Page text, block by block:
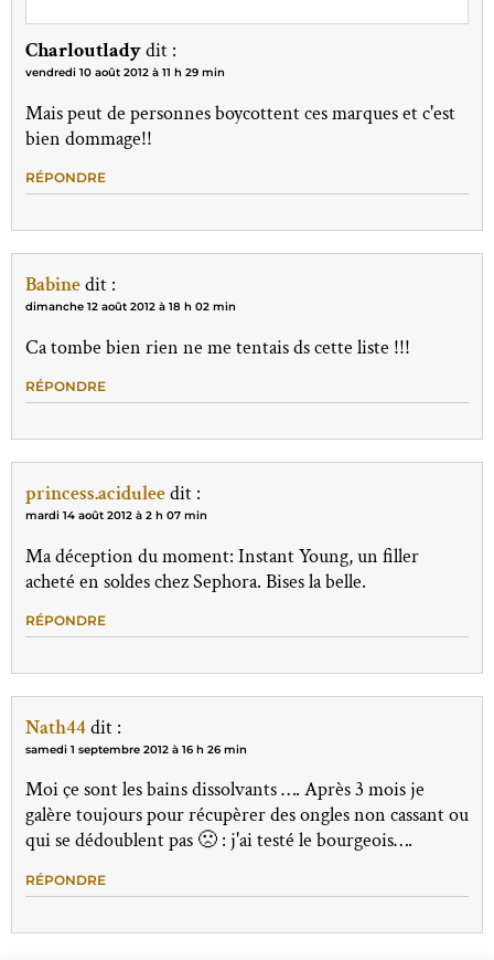
Charloutladydit :
vendredi 10 août 2012 à 11 h 29 min
Mais peut de personnes boycottent ces marques et c'est
bien dommage!!
RÉPONDRE
Babinedit :
dimanche 12 août 2012 à 18 h 02 min
Ca tombe bien rien ne me tentais ds cette liste !!!
RÉPONDRE
princess.aciduleedit :
mardi 14 août 2012 à 2 h 07 min
Ma déception du moment: Instant Young, un filler
acheté en soldes chez Sephora. Bises la belle.
RÉPONDRE
Nath44dit :
samedi 1 septembre 2012 à 16 h 26 min
Moi çe sont les bains dissolvants …. Après 3 mois je
galère toujours pour récupèrer des ongles non cassant ou
qui se dédoublent pas 🙁 : j'ai testé le bourgeois….
RÉPONDRE